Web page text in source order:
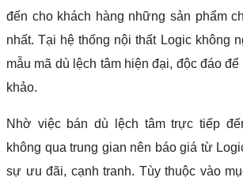
đến cho khách hàng những sản phẩm
nhất. Tại hệ thống nội thất Logic không
mẫu mã dù lệch tâm hiện đại, độc đáo
khảo.
Nhờ việc bán dù lệch tâm trực tiếp
không qua trung gian nên báo giá từ
sự ưu đãi, cạnh tranh. Tùy thuộc vào